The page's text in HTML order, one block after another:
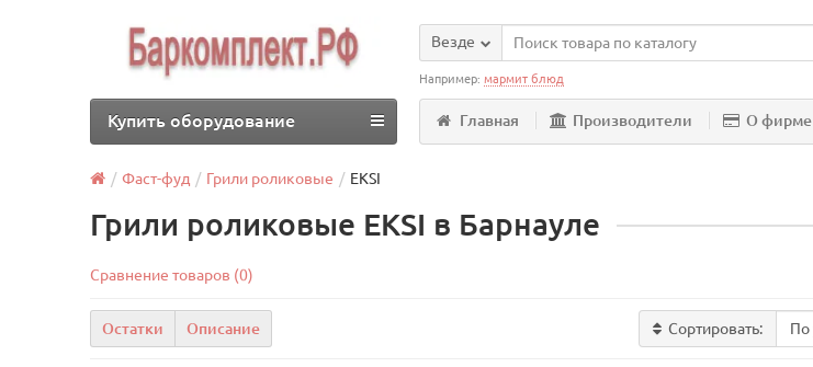
Везде
Например:мармит блюд
Главная Производители О фирме
Купить оборудование
Фаст-фуд Грили роликовые EKSI
Грили роликовые EKSI в Барнауле
Сравнение товаров (0)
Остатки Описание Сортировать: